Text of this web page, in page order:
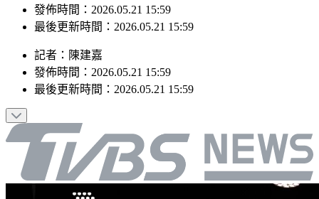
發佈時間：2026.05.21 15:59
最後更新時間：2026.05.21 15:59
記者 ： 陳建嘉
發佈時間： 2026.05.21 15:59
最後更新時間： 2026.05.21 15:59